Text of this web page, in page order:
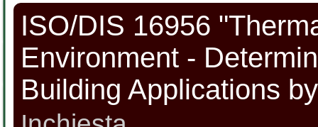
ISO/DIS 16956
Environment -
Building Applications